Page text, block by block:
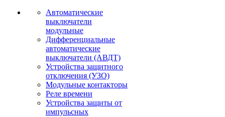
Автоматические
выключатели
модульные
Дифференциальные
автоматические
выключатели (АВДТ)
Устройства защитного
отключения (УЗО)
Модульные контакторы
Реле времени
Устройства защиты от
импульсных